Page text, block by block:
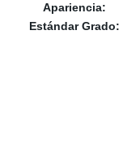
Apariencia:
Estándar Grado: